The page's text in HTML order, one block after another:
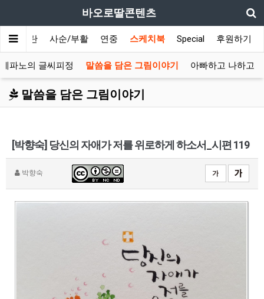
바오로딸콘텐츠
림/성탄 사순/부활 연중 스케치북 Special 후원하기
파노의 글씨피정 말씀을 담은 그림이야기 아빠하고 나하고
말씀을 담은 그림이야기
[박향숙] 당신의 자애가 저를 위로하게 하소서_시편 119
박향숙